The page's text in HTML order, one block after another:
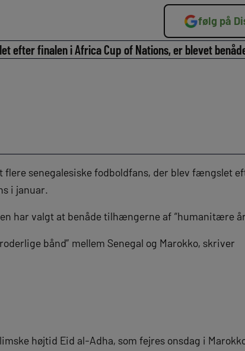
følg på
efter finalen i Africa Cup of Nations, er blevet
flere senegalesiske fodboldfans, der blev fængslet
i januar.
har valgt at benåde tilhængerne af “humanitære
bånd” mellem Senegal og Marokko, skriver
højtid Eid al-Adha, som fejres onsdag i